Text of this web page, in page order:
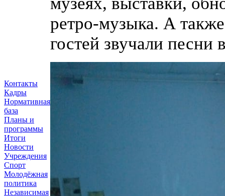
Контакты
Кадры
Нормативная
база
Планы и
программы
Итоги
Новости
Учреждения
Спорт
Молодёжная
политика
Независимая
ретро-музыка. А
гостей звучали